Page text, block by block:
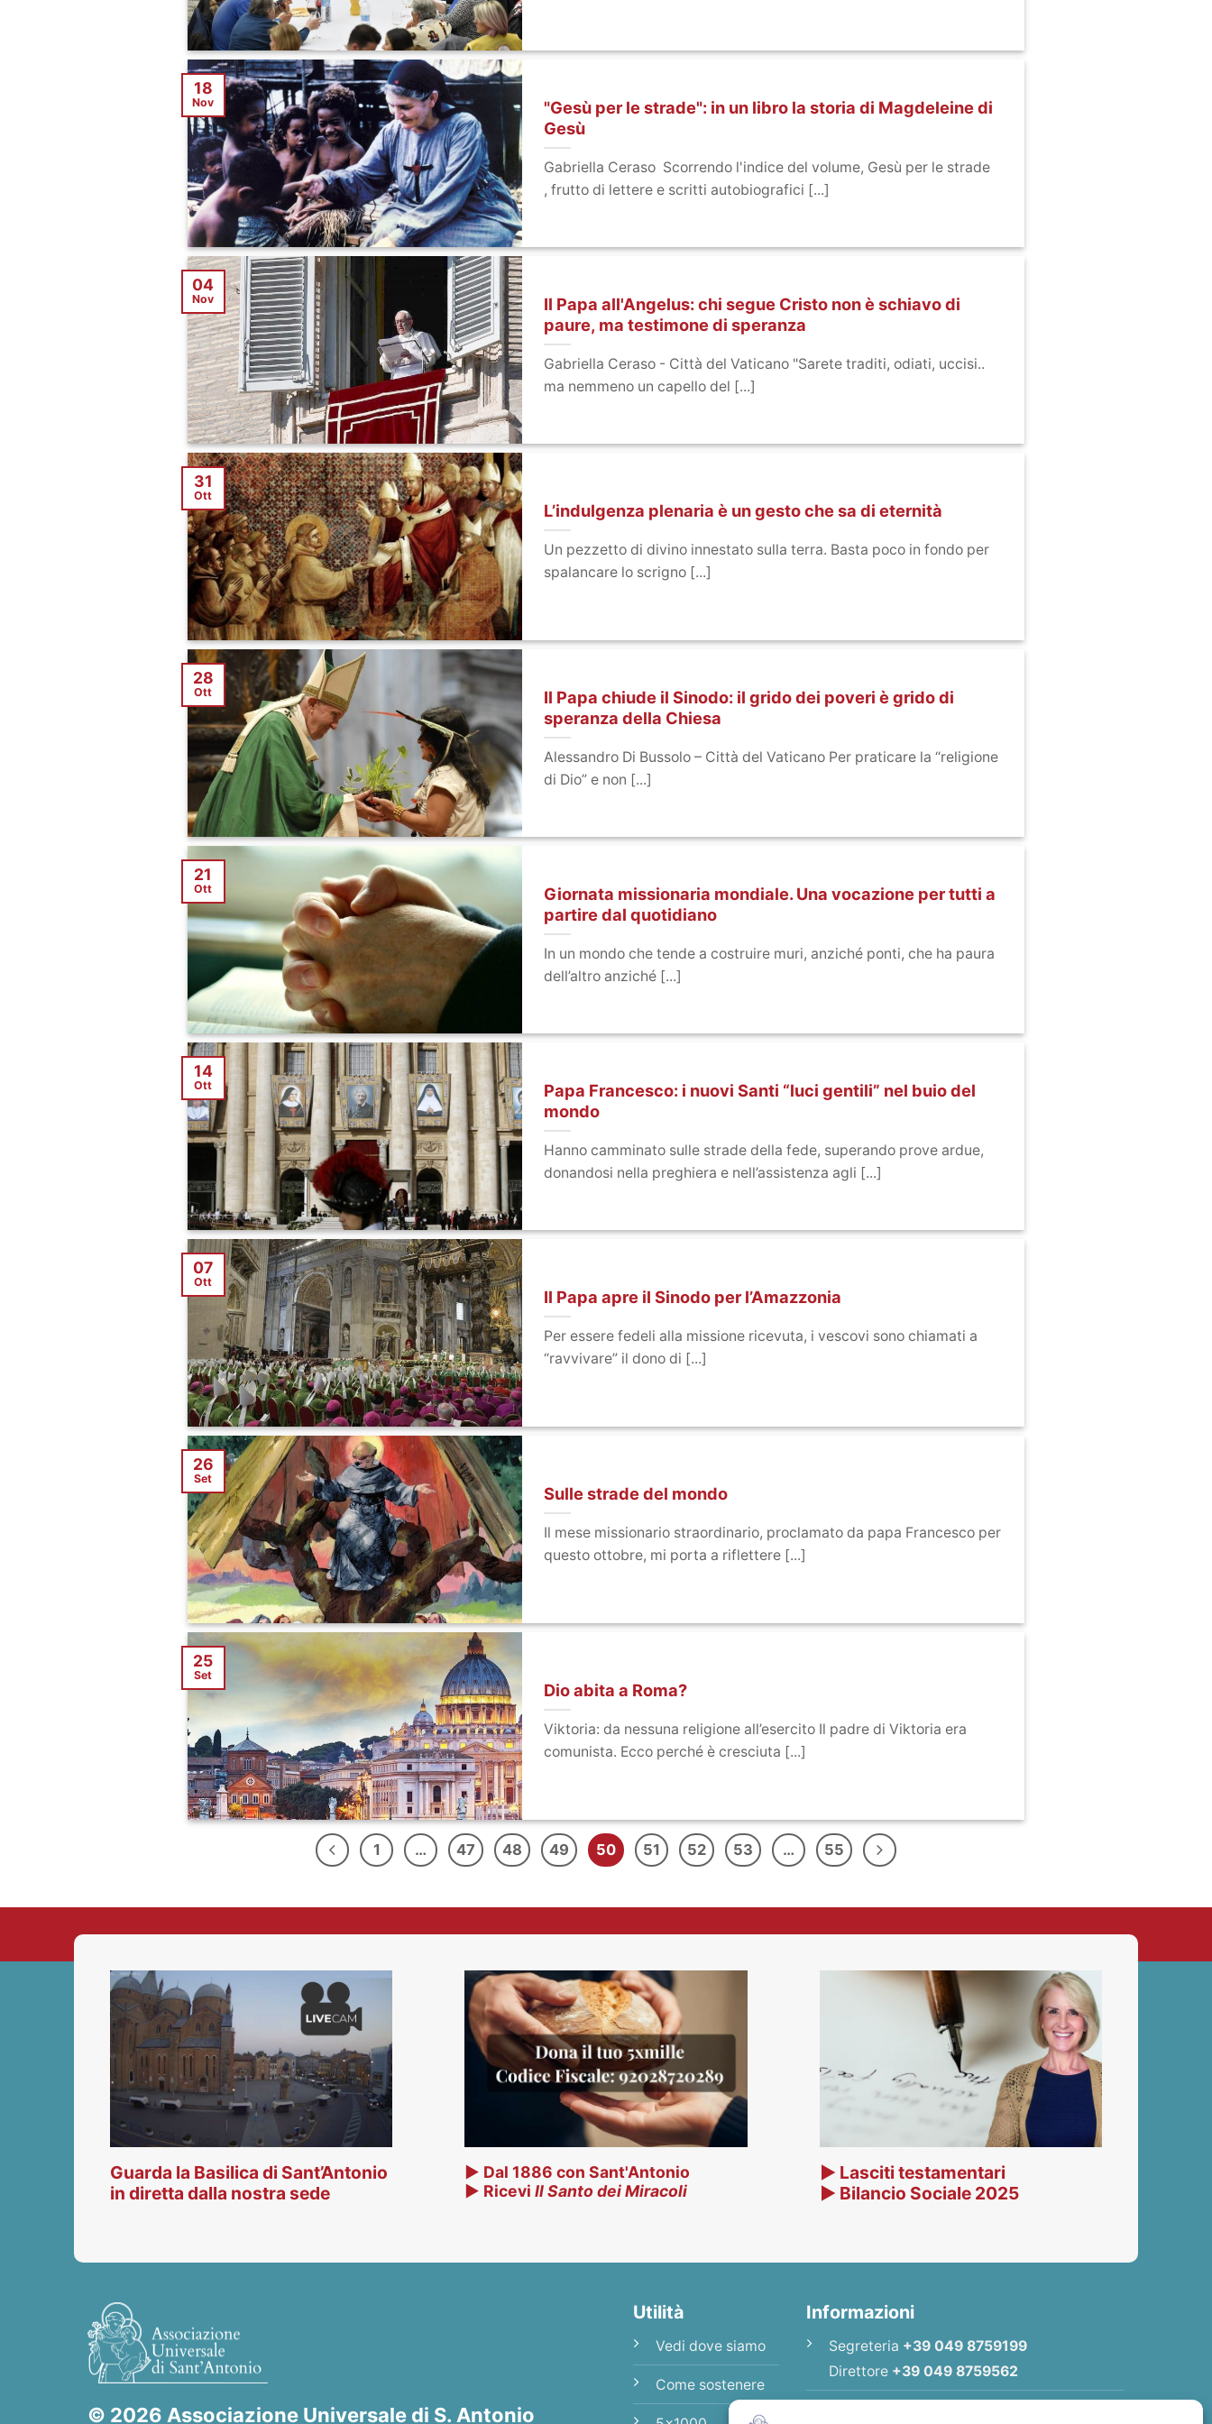
"Gesù per le strade": in un libro la storia di Magdeleine di
Gesù
Gabriella Ceraso Scorrendo l'indice del volume, Gesù per le strade
, frutto di lettere e scritti autobiografici [...]
18
Nov
Il Papa all'Angelus: chi segue Cristo non è schiavo di
paure, ma testimone di speranza
Gabriella Ceraso - Città del Vaticano "Sarete traditi, odiati, uccisi..
ma nemmeno un capello del [...]
04
Nov
L’indulgenza plenaria è un gesto che sa di eternità
Un pezzetto di divino innestato sulla terra. Basta poco in fondo per
spalancare lo scrigno [...]
31
Ott
Il Papa chiude il Sinodo: il grido dei poveri è grido di
speranza della Chiesa
Alessandro Di Bussolo – Città del Vaticano Per praticare la “religione
di Dio” e non [...]
28
Ott
Giornata missionaria mondiale. Una vocazione per tutti a
partire dal quotidiano
In un mondo che tende a costruire muri, anziché ponti, che ha paura
dell’altro anziché [...]
21
Ott
Papa Francesco: i nuovi Santi “luci gentili” nel buio del
mondo
Hanno camminato sulle strade della fede, superando prove ardue,
donandosi nella preghiera e nell’assistenza agli [...]
14
Ott
Il Papa apre il Sinodo per l’Amazzonia
Per essere fedeli alla missione ricevuta, i vescovi sono chiamati a
“ravvivare” il dono di [...]
07
Ott
Sulle strade del mondo
Il mese missionario straordinario, proclamato da papa Francesco per
questo ottobre, mi porta a riflettere [...]
26
Set
Dio abita a Roma?
Viktoria: da nessuna religione all’esercito Il padre di Viktoria era
comunista. Ecco perché è cresciuta [...]
25
Set
1 … 47 48 49 50 51 52 53 … 55
Guarda la Basilica di Sant’Antonio
in diretta dalla nostra sede
▶ Dal 1886 con Sant'Antonio
▶ RiceviIl Santo dei Miracoli
▶ Lasciti testamentari
▶ Bilancio Sociale 2025
© 2026 Associazione Universale di S. Antonio
Utilità
Vedi dove siamo
Come sostenere
Informazioni
Segreteria +39 049 8759199
Direttore +39 049 8759562